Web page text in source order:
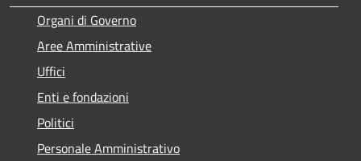
Organi di Governo
Aree Amministrative
Uffici
Enti e fondazioni
Politici
Personale Amministrativo